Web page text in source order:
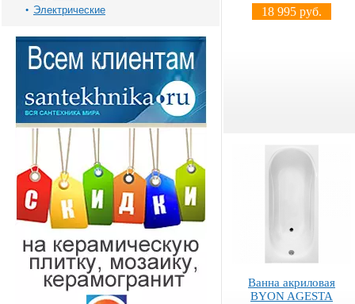
Электрические
18 995 руб.
Ванна акриловая
BYON AGESTA